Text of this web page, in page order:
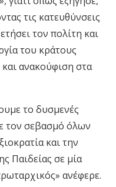
τις κατευθύνσεις
τον πολίτη και
του κράτους
ανακούφιση στα
το δυσμενές
τον σεβασμό όλων
και την
Παιδείας σε μία
ανέφερε.